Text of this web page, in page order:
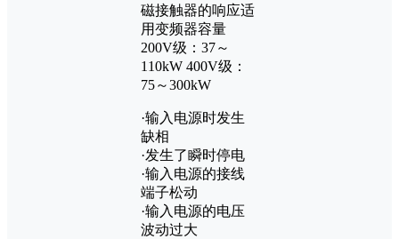
磁接触器的响应适
用变频器容量
200V级：37～
110kW 400V级：
75～300kW
·输入电源时发生
缺相
·发生了瞬时停电
·输入电源的接线
端子松动
·输入电源的电压
波动过大